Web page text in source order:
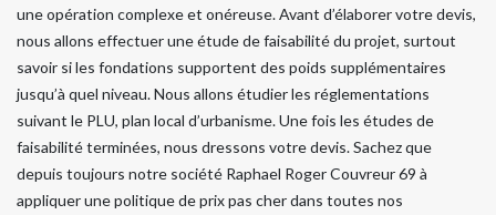
une opération complexe et onéreuse. Avant d’élaborer votre devis,
nous allons effectuer une étude de faisabilité du projet, surtout
savoir si les fondations supportent des poids supplémentaires
jusqu’à quel niveau. Nous allons étudier les réglementations
suivant le PLU, plan local d’urbanisme. Une fois les études de
faisabilité terminées, nous dressons votre devis. Sachez que
depuis toujours notre société Raphael Roger Couvreur 69 à
appliquer une politique de prix pas cher dans toutes nos